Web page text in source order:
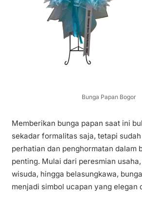
Bunga Papan Bogor
Memberikan bunga papan saat ini
sekadar formalitas saja, tetapi
perhatian dan penghormatan dalam
penting. Mulai dari peresmian
wisuda, hingga belasungkawa,
menjadi simbol ucapan yang elegan